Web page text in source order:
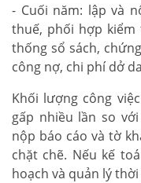
- Cuối năm: lập và
thuế, phối hợp
thống sổ sách,
công nợ, chi phí dở
Khối lượng công
gấp nhiều lần so
nộp báo cáo và tờ
chặt chẽ. Nếu kế
hoạch và quản lý